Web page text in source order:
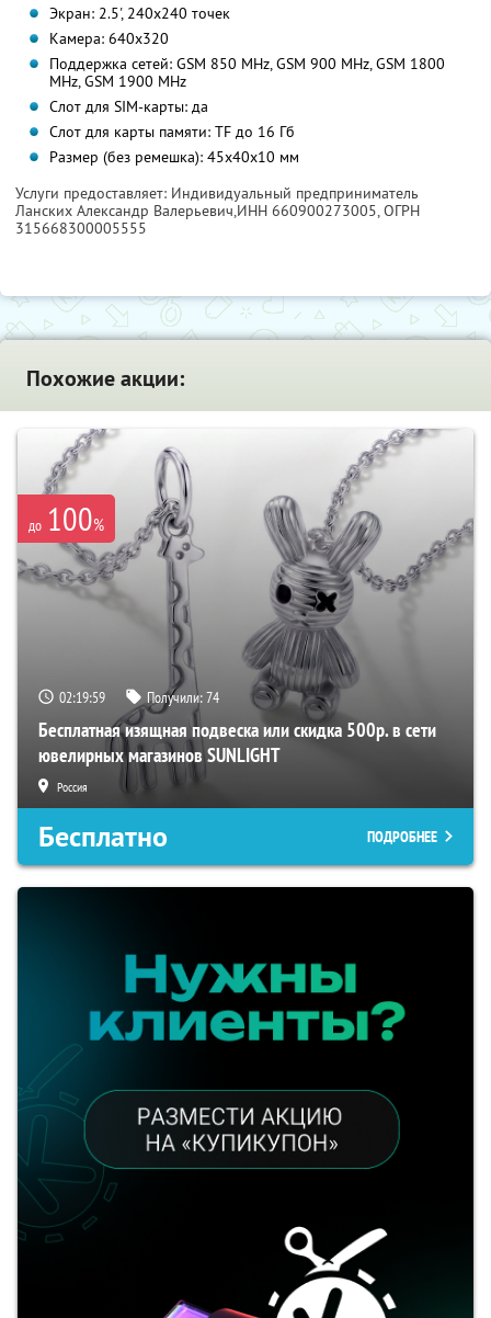
Экран: 2.5', 240х240 точек
Камера: 640х320
Поддержка сетей: GSM 850 MHz, GSM 900 MHz, GSM 1800
MHz, GSM 1900 MHz
Слот для SIM-карты: да
Слот для карты памяти: TF до 16 Гб
Размер (без ремешка): 45х40х10 мм
Услуги предоставляет: Индивидуальный предприниматель
Ланских Александр Валерьевич,ИНН 660900273005, ОГРН
315668300005555
Похожие акции:
до 100%
02:19:59 Получили:74
Бесплатная изящная подвеска или скидка 500р. в сети
ювелирных магазинов SUNLIGHT
Россия
Бесплатно ПОДРОБНЕЕ